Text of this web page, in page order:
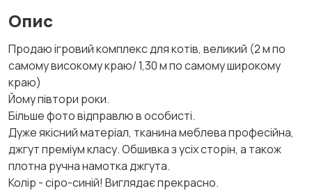
Опис
Продаю ігровий комплекс для котів, великий (2 м по
самому високому краю/ 1,30 м по самому широкому
краю)
Йому півтори роки.
Більше фото відправлю в особисті.
Дуже якісний матеріал, тканина меблева професійна,
джгут преміум класу. Обшивка з усіх сторін, а також
плотна ручна намотка джгута.
Колір - сіро-синій! Виглядає прекрасно.